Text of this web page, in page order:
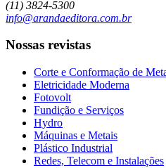
(11) 3824-5300
info@arandaeditora.com.br
Nossas revistas
Corte e Conformação de
Eletricidade Moderna
Fotovolt
Fundição e Serviços
Hydro
Máquinas e Metais
Plástico Industrial
Redes, Telecom e Instalações